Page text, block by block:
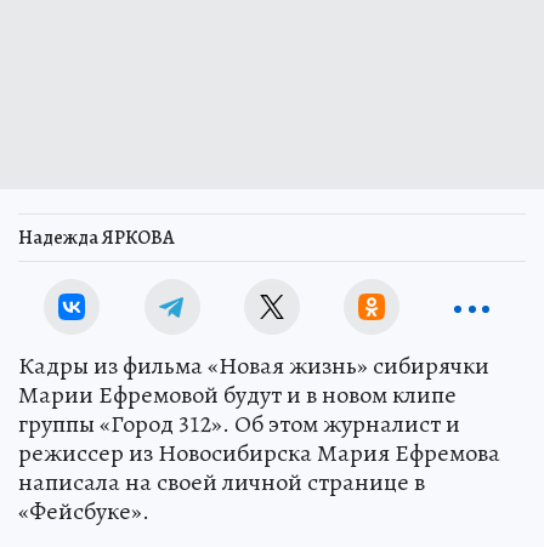
Надежда ЯРКОВА
Кадры из фильма «Новая жизнь» сибирячки
Марии Ефремовой будут и в новом клипе
группы «Город 312». Об этом журналист и
режиссер из Новосибирска Мария Ефремова
написала на своей личной странице в
«Фейсбуке».